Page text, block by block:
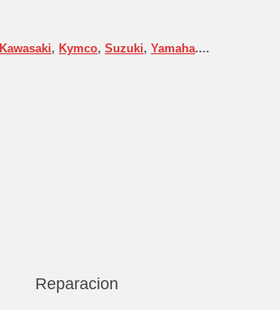
Kawasaki, Kymco, Suzuki, Yamaha....
Reparacion